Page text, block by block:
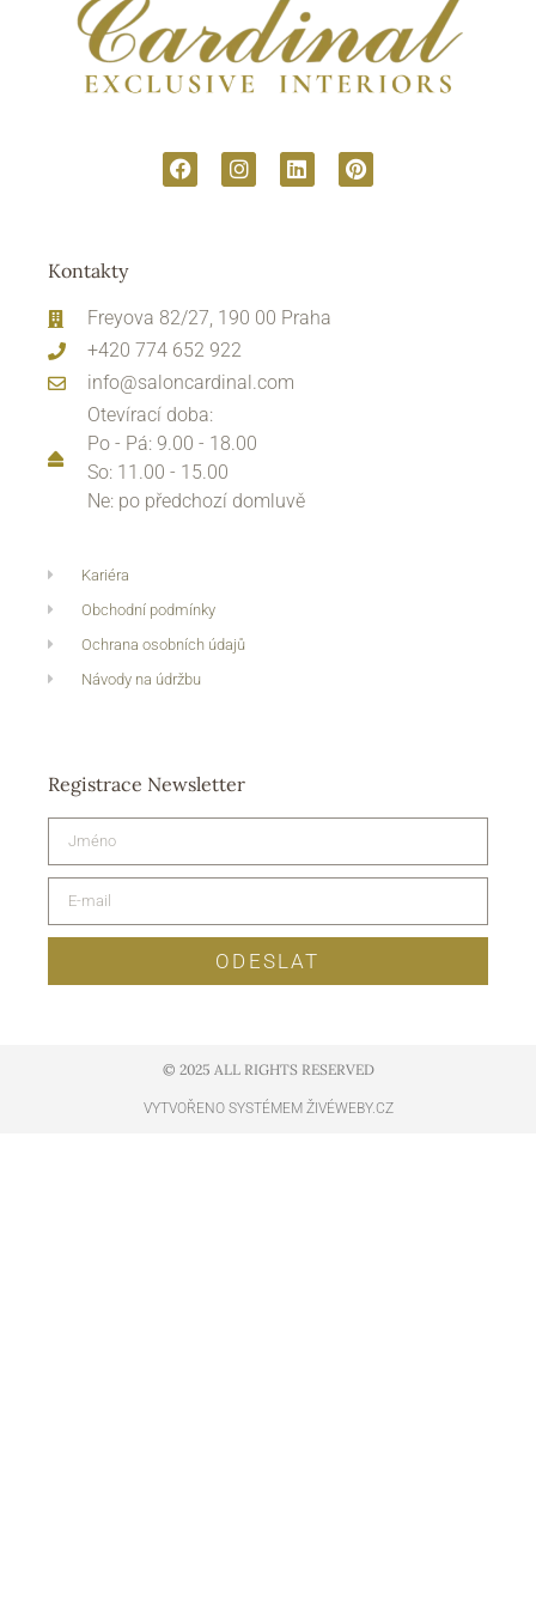
Kontakty
Freyova 82/27, 190 00 Praha
+420 774 652 922
info@saloncardinal.com
Otevírací doba:
Po - Pá: 9.00 - 18.00
So: 11.00 - 15.00
Ne: po předchozí domluvě
Kariéra
Obchodní podmínky
Ochrana osobních údajů
Návody na údržbu
Registrace Newsletter
ODESLAT
© 2025 ALL RIGHTS RESERVED​
VYTVOŘENO SYSTÉMEM ŽIVÉWEBY.CZ